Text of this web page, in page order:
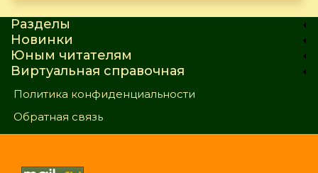
Разделы
Новинки
Юным читателям
Виртуальная справочная
Политика конфиденциальности
Обратная связь